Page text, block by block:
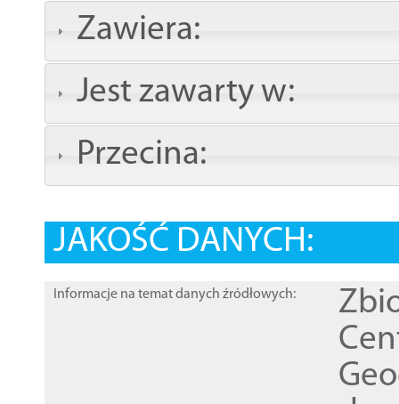
Zawiera:
Jest zawarty w:
Przecina:
JAKOŚĆ DANYCH:
Informacje na temat danych źródłowych: